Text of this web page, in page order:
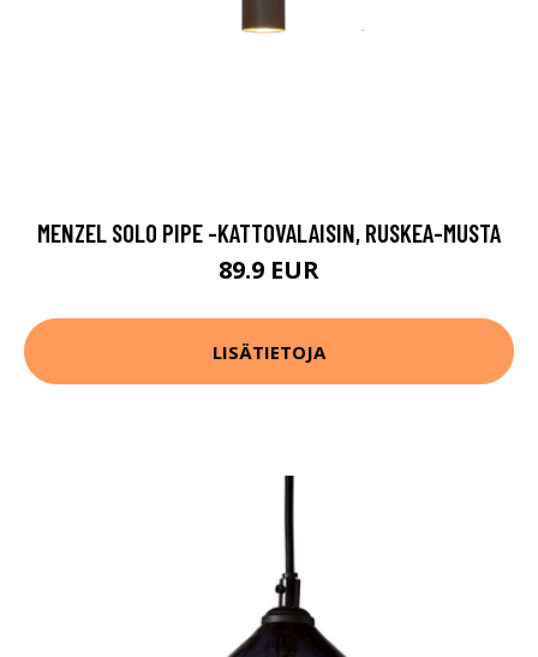
MENZEL SOLO PIPE -KATTOVALAISIN, RUSKEA-MUSTA
89.9 EUR
LISÄTIETOJA